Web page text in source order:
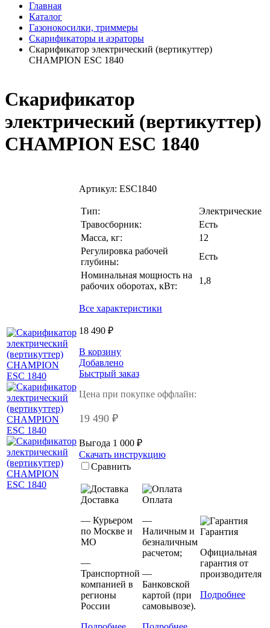
Главная
Каталог
Газонокосилки, триммеры
Скарификаторы и аэраторы
Скарификатор электрический (вертикуттер)
CHAMPION ESC 1840
Скарификатор
электрический (вертикуттер)
CHAMPION ESC 1840
Артикул: ESC1840
Тип:
Электрические
Травосборник:
Есть
Масса, кг:
12
Регулировка рабочей
глубины:
Есть
Номинальная мощность на
рабочих оборотах, кВт:
1,8
Все характеристики
18 490 ₽
В корзину
Добавлено
Быстрый заказ
Цена при покупке оффлайн:
19 490 ₽
Выгода 1 000 ₽
Скачать инструкцию
Сравнить
Доставка
— Курьером
по Москве и
МО
—
Транспортной
компанией в
регионы
России
Оплата
—
Наличным и
безналичным
расчетом;
—
Банковской
картой (при
самовывозе).
Гарантия
Официальная
гарантия от
производителя
Подробнее